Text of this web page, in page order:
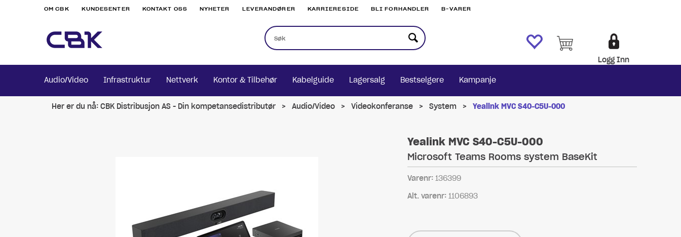
OM CBK KUNDESENTER KONTAKT OSS NYHETER LEVERANDØRER KARRIERESIDE BLI FORHANDLER B-VARER
Logg Inn
Audio/Video Infrastruktur Nettverk Kontor & Tilbehør Kabelguide Lagersalg Bestselgere Kampanje
Her er du nå: CBK Distribusjon AS - Din kompetansedistributør > Audio/Video > Videokonferanse > System > Yealink MVC S40-C5U-000
Yealink MVC S40-C5U-000
Microsoft Teams Rooms system BaseKit
Varenr: 136399
Alt. varenr: 1106893